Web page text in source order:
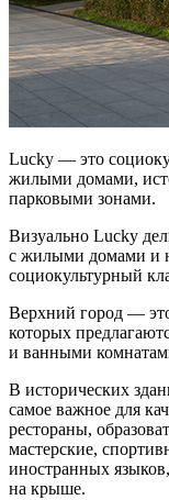
Lucky — это
жилыми домами,
парковыми зонами.
Визуально Lucky
с жилыми домами и
социокультурный
Верхний город —
которых
и ванными
В исторических
самое важное для
рестораны,
мастерские,
иностранных
на крыше.